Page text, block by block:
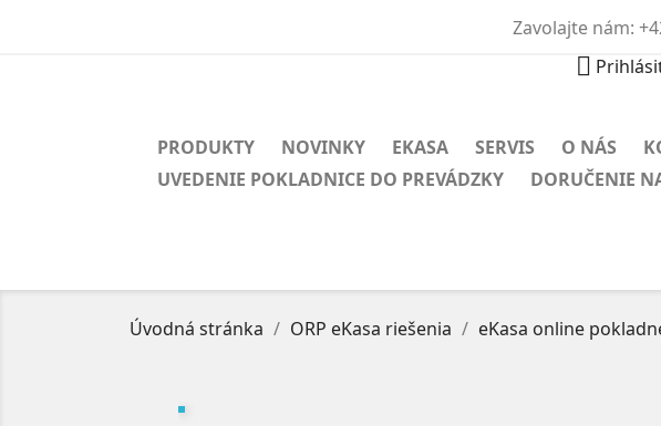
Zavolajte nám:

PRODUKTY NOVINKY EKASA SERVIS O NÁS
UVEDENIE POKLADNICE DO PREVÁDZKY
DORUČENIE
Úvodná stránka ORP eKasa riešenia eKasa online